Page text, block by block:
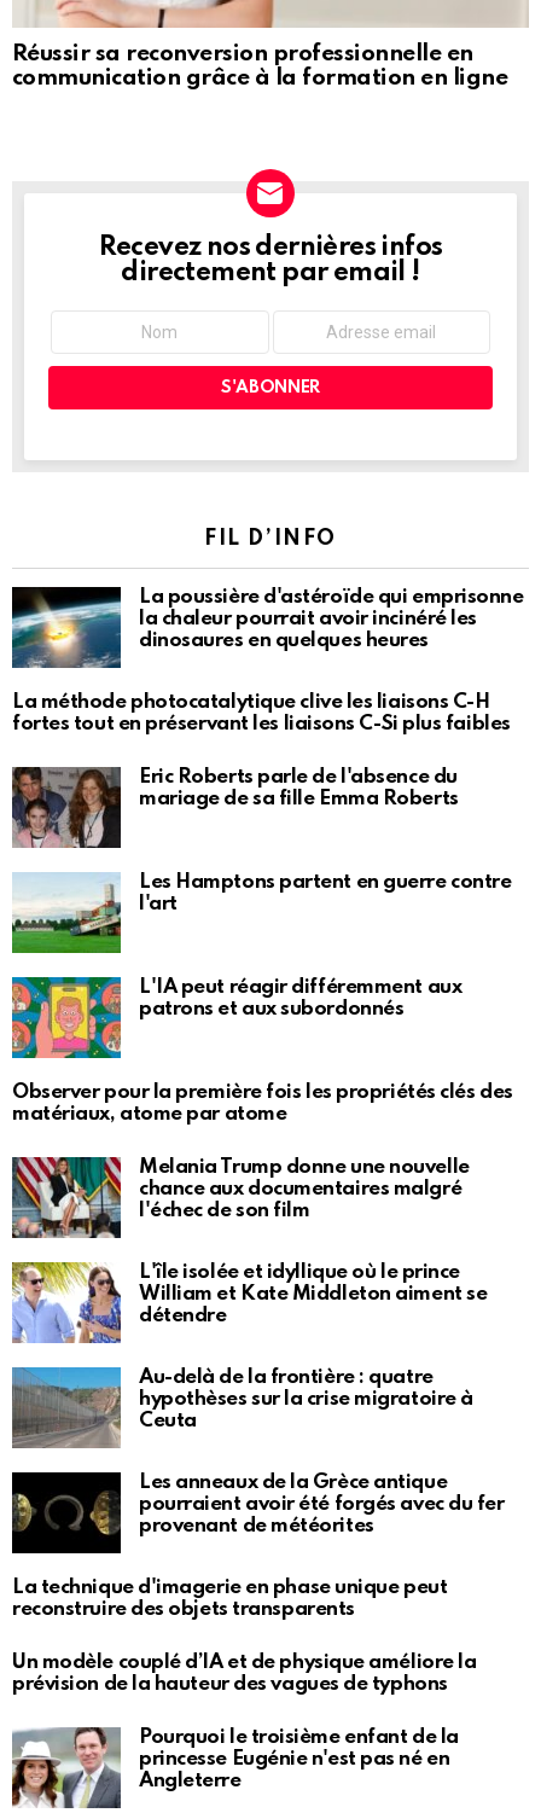
Réussir sa reconversion professionnelle en
communication grâce à la formation en ligne
NEWSLETTER
Recevez nos dernières infos
directement par email !
FIL D’INFO
La poussière d'astéroïde qui emprisonne
la chaleur pourrait avoir incinéré les
dinosaures en quelques heures
La méthode photocatalytique clive les liaisons C-H
fortes tout en préservant les liaisons C-Si plus faibles
Eric Roberts parle de l'absence du
mariage de sa fille Emma Roberts
Les Hamptons partent en guerre contre
l'art
L'IA peut réagir différemment aux
patrons et aux subordonnés
Observer pour la première fois les propriétés clés des
matériaux, atome par atome
Melania Trump donne une nouvelle
chance aux documentaires malgré
l'échec de son film
L'île isolée et idyllique où le prince
William et Kate Middleton aiment se
détendre
Au-delà de la frontière : quatre
hypothèses sur la crise migratoire à
Ceuta
Les anneaux de la Grèce antique
pourraient avoir été forgés avec du fer
provenant de météorites
La technique d'imagerie en phase unique peut
reconstruire des objets transparents
Un modèle couplé d’IA et de physique améliore la
prévision de la hauteur des vagues de typhons
Pourquoi le troisième enfant de la
princesse Eugénie n'est pas né en
Angleterre